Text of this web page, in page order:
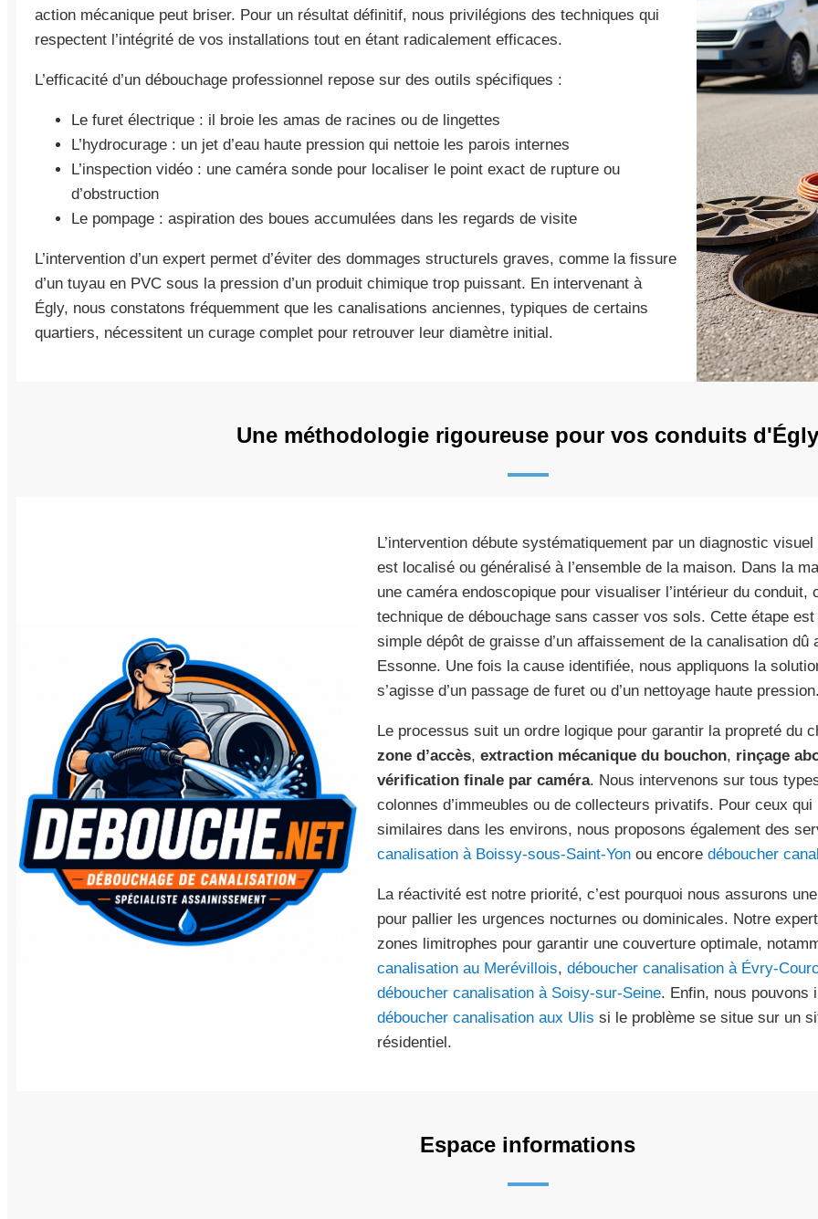
action mécanique peut briser. Pour un résultat définitif, nous privilégions des techniques qui
respectent l’intégrité de vos installations tout en étant radicalement efficaces.
L’efficacité d’un débouchage professionnel repose sur des outils spécifiques :
Le furet électrique : il broie les amas de racines ou de lingettes
L’hydrocurage : un jet d’eau haute pression qui nettoie les parois internes
L’inspection vidéo : une caméra sonde pour localiser le point exact de rupture ou
d’obstruction
Le pompage : aspiration des boues accumulées dans les regards de visite
L’intervention d’un expert permet d’éviter des dommages structurels graves, comme la fissure
d’un tuyau en PVC sous la pression d’un produit chimique trop puissant. En intervenant à
Égly, nous constatons fréquemment que les canalisations anciennes, typiques de certains
quartiers, nécessitent un curage complet pour retrouver leur diamètre initial.
Une méthodologie rigoureuse pour vos conduits d'Égly
L’intervention débute systématiquement par un diagnostic
est localisé ou généralisé à l’ensemble de la maison. Dans la
une caméra endoscopique pour visualiser l’intérieur du conduit,
technique de débouchage sans casser vos sols. Cette étape
simple dépôt de graisse d’un affaissement de la canalisation dû
Essonne. Une fois la cause identifiée, nous appliquons la
s’agisse d’un passage de furet ou d’un nettoyage haute
Le processus suit un ordre logique pour garantir la propreté du
zone d’accès, extraction mécanique du bouchon, rinçage
vérification finale par caméra. Nous intervenons sur tous
colonnes d’immeubles ou de collecteurs privatifs. Pour ceux
similaires dans les environs, nous proposons également des
canalisation à Boissy-sous-Saint-Yonou encore déboucher
La réactivité est notre priorité, c’est pourquoi nous assurons
pour pallier les urgences nocturnes ou dominicales. Notre
zones limitrophes pour garantir une couverture optimale,
canalisation au Merévillois, déboucher canalisation à Évry-
déboucher canalisation à Soisy-sur-Seine. Enfin, nous pouvons
déboucher canalisation aux Ulis si le problème se situe sur un
résidentiel.
Espace informations